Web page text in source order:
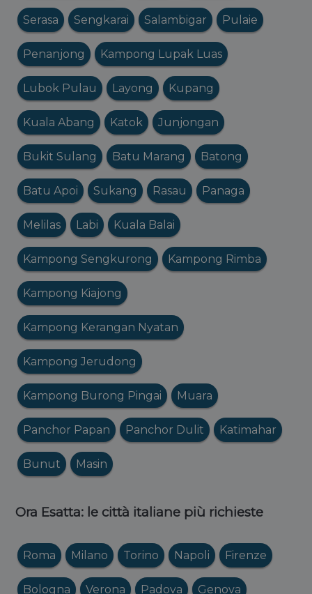
Serasa Sengkarai Salambigar Pulaie
Penanjong Kampong Lupak Luas
Lubok Pulau Layong Kupang
Kuala Abang Katok Junjongan
Bukit Sulang Batu Marang Batong
Batu Apoi Sukang Rasau Panaga
Melilas Labi Kuala Balai
Kampong Sengkurong Kampong Rimba
Kampong Kiajong
Kampong Kerangan Nyatan
Kampong Jerudong
Kampong Burong Pingai Muara
Panchor Papan Panchor Dulit Katimahar
Bunut Masin
Ora Esatta: le città italiane più richieste
Roma Milano Torino Napoli Firenze
Bologna Verona Padova Genova